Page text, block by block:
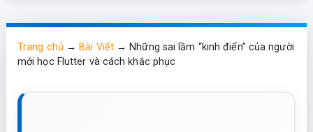
Trang chủ →Bài Viết→Những sai lầm “kinh điển” của người
mới học Flutter và cách khắc phục